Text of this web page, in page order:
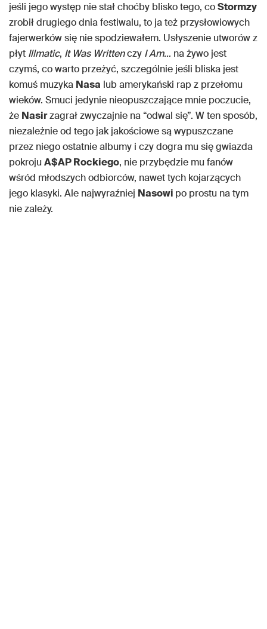
jeśli jego występ nie stał choćby blisko tego, coStormzy
zrobił drugiego dnia festiwalu, to ja też przysłowiowych
fajerwerków się nie spodziewałem. Usłyszenie utworów z
płyt Illmatic, It Was Writtenczy I Am… na żywo jest
czymś, co warto przeżyć, szczególnie jeśli bliska jest
komuś muzyka Nasa lub amerykański rap z przełomu
wieków. Smuci jedynie nieopuszczające mnie poczucie,
że Nasirzagrał zwyczajnie na “odwal się”. W ten sposób,
niezależnie od tego jak jakościowe są wypuszczane
przez niego ostatnie albumy i czy dogra mu się gwiazda
pokroju A$AP Rockiego, nie przybędzie mu fanów
wśród młodszych odbiorców, nawet tych kojarzących
jego klasyki. Ale najwyraźniej Nasowi po prostu na tym
nie zależy.